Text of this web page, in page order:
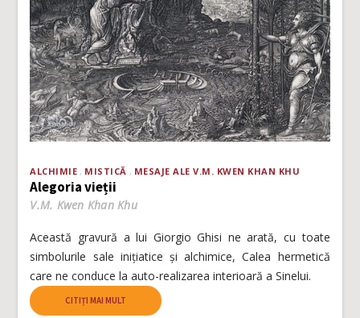
ALCHIMIE MISTICĂ MESAJE ALE V.M. KWEN KHAN KHU
Alegoria vieții
V.M. Kwen Khan Khu
Această gravură a lui Giorgio Ghisi ne arată, cu toate
simbolurile sale inițiatice și alchimice, Calea hermetică
care ne conduce la auto-realizarea interioară a Sinelui.
CITIȚI MAI MULT